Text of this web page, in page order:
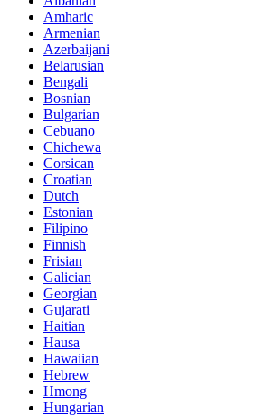
Amharic
Armenian
Azerbaijani
Belarusian
Bengali
Bosnian
Bulgarian
Cebuano
Chichewa
Corsican
Croatian
Dutch
Estonian
Filipino
Finnish
Frisian
Galician
Georgian
Gujarati
Haitian
Hausa
Hawaiian
Hebrew
Hmong
Hungarian